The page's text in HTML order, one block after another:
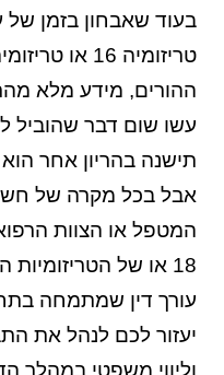
ההורים, מידע מלא
עשו שום דבר שהוביל
תישנה בהריון אחר הוא
אבל בכל מקרה של
המטפל או הצוות
18 או של
עורך דין שמתמחה
יעזור לכם לנהל את
וליווי משפטי במהלך